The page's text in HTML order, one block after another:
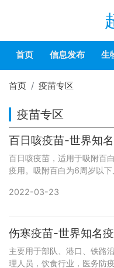
首页 信息发布 生
首页 疫苗专区
疫苗专区
百日咳疫苗-世界知
百日咳疫苗，适用于吸附百
疫用。吸附百白为6周岁以
由百日咳疫苗原液
2022-03-23
伤寒疫苗-世界知名
主要用于部队、港口、铁路
理人员，饮食行业，医务防